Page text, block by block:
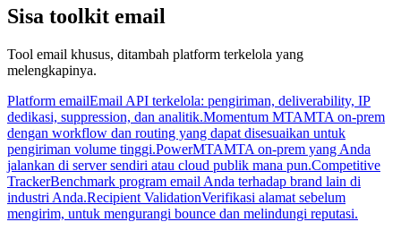
Sisa toolkit email
Tool email khusus, ditambah platform terkelola yang
melengkapinya.
Platform emailEmail API terkelola: pengiriman, deliverability, IP
dedikasi, suppression, dan analitik.Momentum MTAMTA on-prem
dengan workflow dan routing yang dapat disesuaikan untuk
pengiriman volume tinggi.PowerMTAMTA on-prem yang Anda
jalankan di server sendiri atau cloud publik mana pun.Competitive
TrackerBenchmark program email Anda terhadap brand lain di
industri Anda.Recipient ValidationVerifikasi alamat sebelum
mengirim, untuk mengurangi bounce dan melindungi reputasi.